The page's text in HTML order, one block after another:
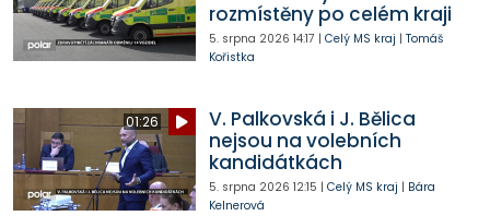
rozmístěny po celém kraji
5. srpna 2026 14:17 | Celý MS kraj | Tomáš
Kořistka
01:26
V. Palkovská i J. Bělica
nejsou na volebních
kandidátkách
5. srpna 2026 12:15 | Celý MS kraj | Bára
Kelnerová